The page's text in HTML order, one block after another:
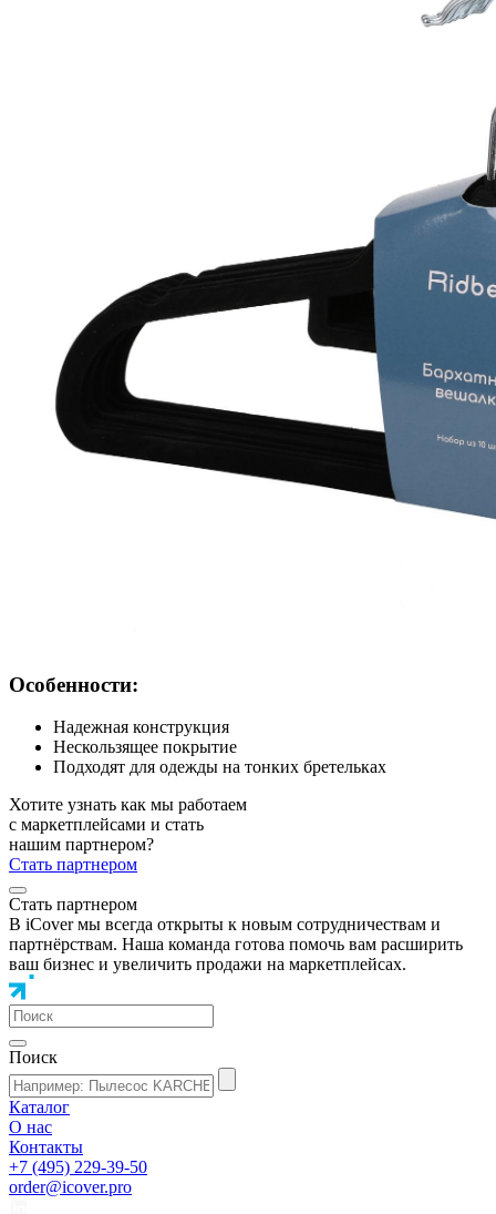
Особенности:
Надежная конструкция
Нескользящее покрытие
Подходят для одежды на тонких бретельках
Хотите узнать как мы работаем
с маркетплейсами и стать
нашим партнером?
Стать партнером
Стать партнером
В iCover мы всегда открыты к новым сотрудничествам и
партнёрствам. Наша команда готова помочь вам расширить
ваш бизнес и увеличить продажи на маркетплейсах.
Поиск
Каталог
О нас
Контакты
+7 (495) 229-39-50
order@icover.pro